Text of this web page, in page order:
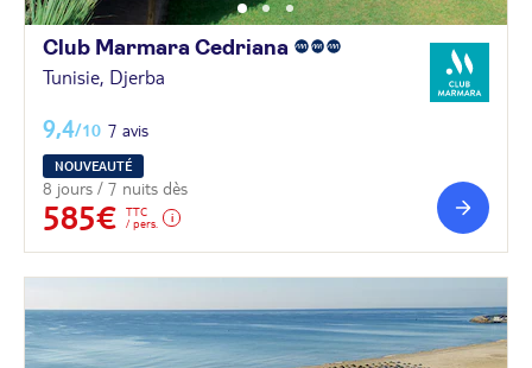
Club Marmara Cedriana
Tunisie, Djerba
9,4/10 7 avis
NOUVEAUTÉ
8 jours / 7 nuits dès
585€
TTC
/ pers.